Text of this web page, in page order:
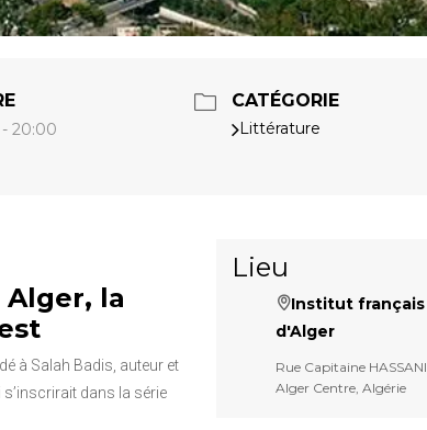
20:00
CATÉGORIE
Littérature
la
à Salah Badis, auteur et
dans la série
Lieu
Institut français
d'Alger
Rue Capitaine HASSANI,
Alger Centre, Algérie